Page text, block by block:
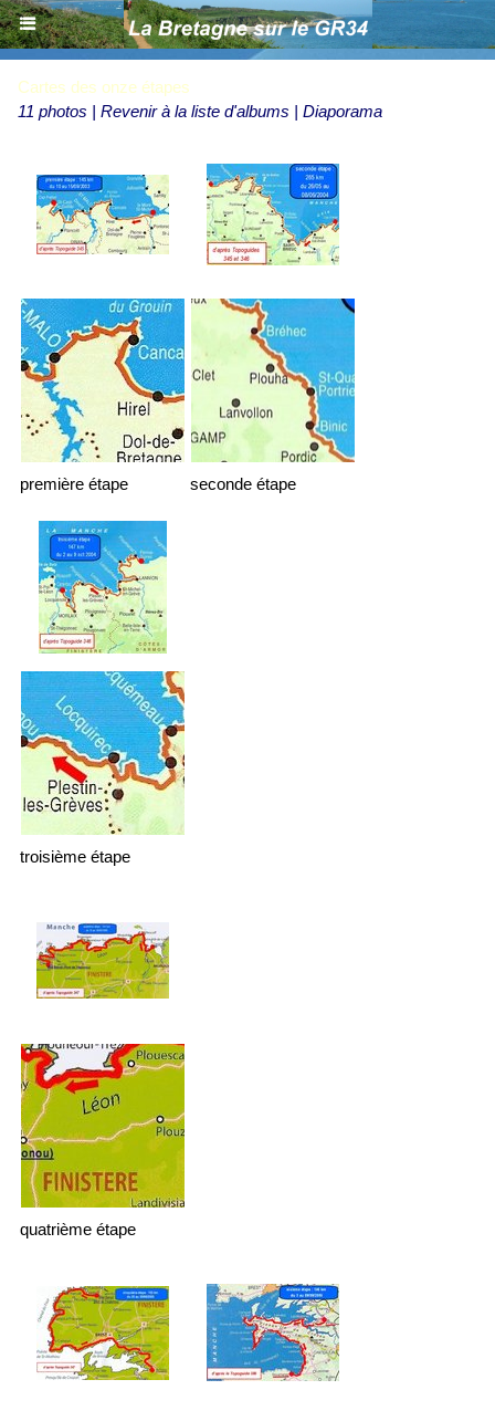
Cartes des onze étapes
11 photos | Revenir à la liste d'albums | Diaporama
première étape seconde étape
troisième étape
quatrième étape